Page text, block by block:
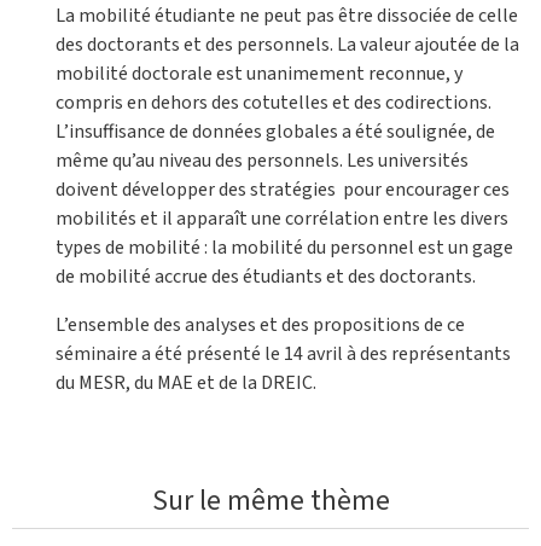
La mobilité étudiante ne peut pas être dissociée de celle
des doctorants et des personnels. La valeur ajoutée de la
mobilité doctorale est unanimement reconnue, y
compris en dehors des cotutelles et des codirections.
L’insuffisance de données globales a été soulignée, de
même qu’au niveau des personnels. Les universités
doivent développer des stratégies pour encourager ces
mobilités et il apparaît une corrélation entre les divers
types de mobilité : la mobilité du personnel est un gage
de mobilité accrue des étudiants et des doctorants.
L’ensemble des analyses et des propositions de ce
séminaire a été présenté le 14 avril à des représentants
du MESR, du MAE et de la DREIC.
Sur le même thème